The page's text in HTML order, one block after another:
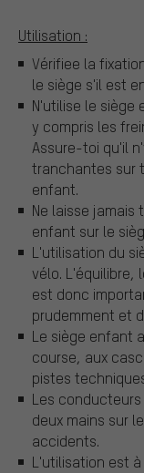
Utilisation :
Vérifiee la
le siège s'il est
N'utilise le siège
y compris les
Assure-toi qu'il
tranchantes sur
enfant.
Ne laisse jamais
enfant sur le
L'utilisation du
vélo. L'équilibre,
est donc
prudemment et
Le siège enfant
course, aux
pistes
Les
deux mains sur
accidents.
L'utilisation est